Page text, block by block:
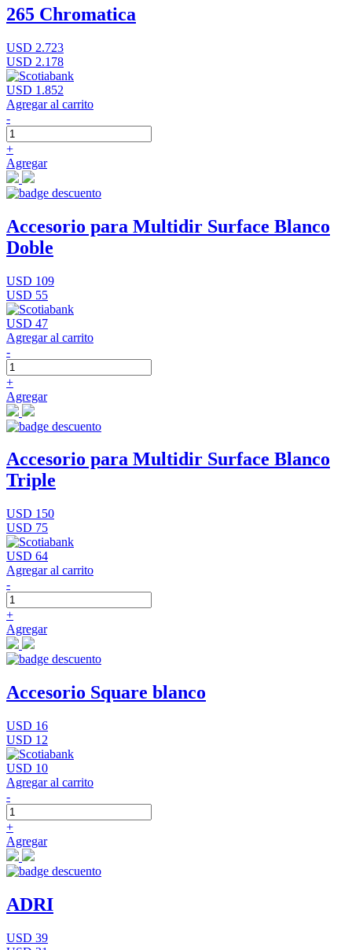
265 Chromatica
USD 2.723
USD 2.178
USD 1.852
Agregar al carrito
-
+
Agregar
Accesorio para Multidir Surface Blanco
Doble
USD 109
USD 55
USD 47
Agregar al carrito
-
+
Agregar
Accesorio para Multidir Surface Blanco
Triple
USD 150
USD 75
USD 64
Agregar al carrito
-
+
Agregar
Accesorio Square blanco
USD 16
USD 12
USD 10
Agregar al carrito
-
+
Agregar
ADRI
USD 39